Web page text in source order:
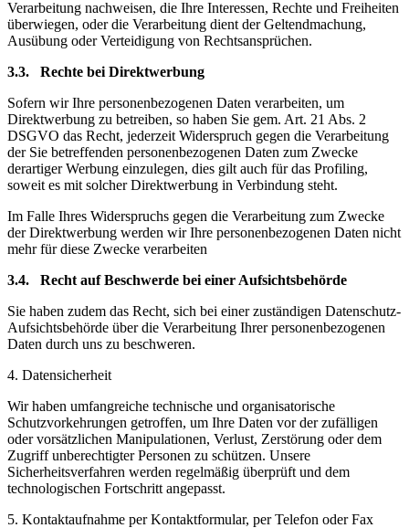
Verarbeitung nachweisen, die Ihre Interessen, Rechte und Freiheiten
überwiegen, oder die Verarbeitung dient der Geltendmachung,
Ausübung oder Verteidigung von Rechtsansprüchen.
3.3. Rechte bei Direktwerbung
Sofern wir Ihre personenbezogenen Daten verarbeiten, um
Direktwerbung zu betreiben, so haben Sie gem. Art. 21 Abs. 2
DSGVO das Recht, jederzeit Widerspruch gegen die Verarbeitung
der Sie betreffenden personenbezogenen Daten zum Zwecke
derartiger Werbung einzulegen, dies gilt auch für das Profiling,
soweit es mit solcher Direktwerbung in Verbindung steht.
Im Falle Ihres Widerspruchs gegen die Verarbeitung zum Zwecke
der Direktwerbung werden wir Ihre personenbezogenen Daten nicht
mehr für diese Zwecke verarbeiten
3.4. Recht auf Beschwerde bei einer Aufsichtsbehörde
Sie haben zudem das Recht, sich bei einer zuständigen Datenschutz-
Aufsichtsbehörde über die Verarbeitung Ihrer personenbezogenen
Daten durch uns zu beschweren.
4. Datensicherheit
Wir haben umfangreiche technische und organisatorische
Schutzvorkehrungen getroffen, um Ihre Daten vor der zufälligen
oder vorsätzlichen Manipulationen, Verlust, Zerstörung oder dem
Zugriff unberechtigter Personen zu schützen. Unsere
Sicherheitsverfahren werden regelmäßig überprüft und dem
technologischen Fortschritt angepasst.
5. Kontaktaufnahme per Kontaktformular, per Telefon oder Fax